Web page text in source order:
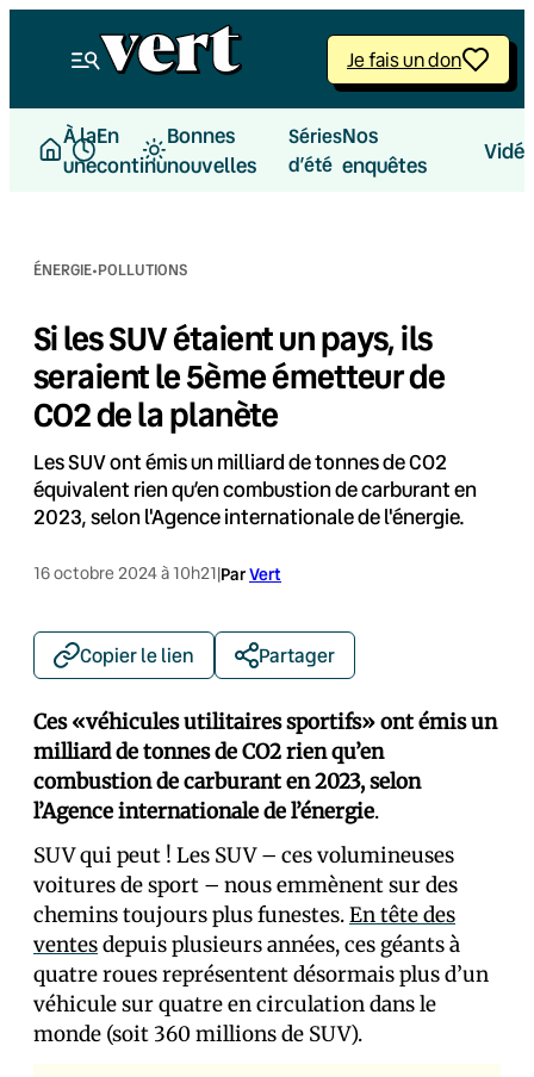
Je fais un don
À la
une
En
continu
Bonnes
nouvelles
Séries
d’été
Nos
enquêtes
ÉNERGIE·POLLUTIONS
Si les SUV étaient un pays, ils
seraient le 5ème émetteur de
CO2 de la planète
Les SUV ont émis un milliard de tonnes de CO2
équivalent rien qu’en combustion de carburant en
2023, selon l'Agence internationale de l'énergie.
16 octobre 2024 à 10h21|ParVert
Copier le lien Partager
Ces «véhicules utilitaires sportifs» ont émis un
milliard de tonnes de CO2 rien qu’en
combustion de carburant en 2023, selon
l’Agence internationale de l’énergie.
SUV qui peut ! Les SUV – ces volumineuses
voitures de sport – nous emmènent sur des
chemins toujours plus funestes.En tête des
ventesdepuis plusieurs années, ces géants à
quatre roues représentent désormais plus d’un
véhicule sur quatre en circulation dans le
monde (soit 360 millions de SUV).